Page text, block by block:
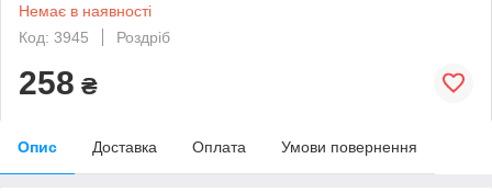
Немає в наявності
Код: 3945
Роздріб
258 ₴
Опис Доставка Оплата Умови повернення